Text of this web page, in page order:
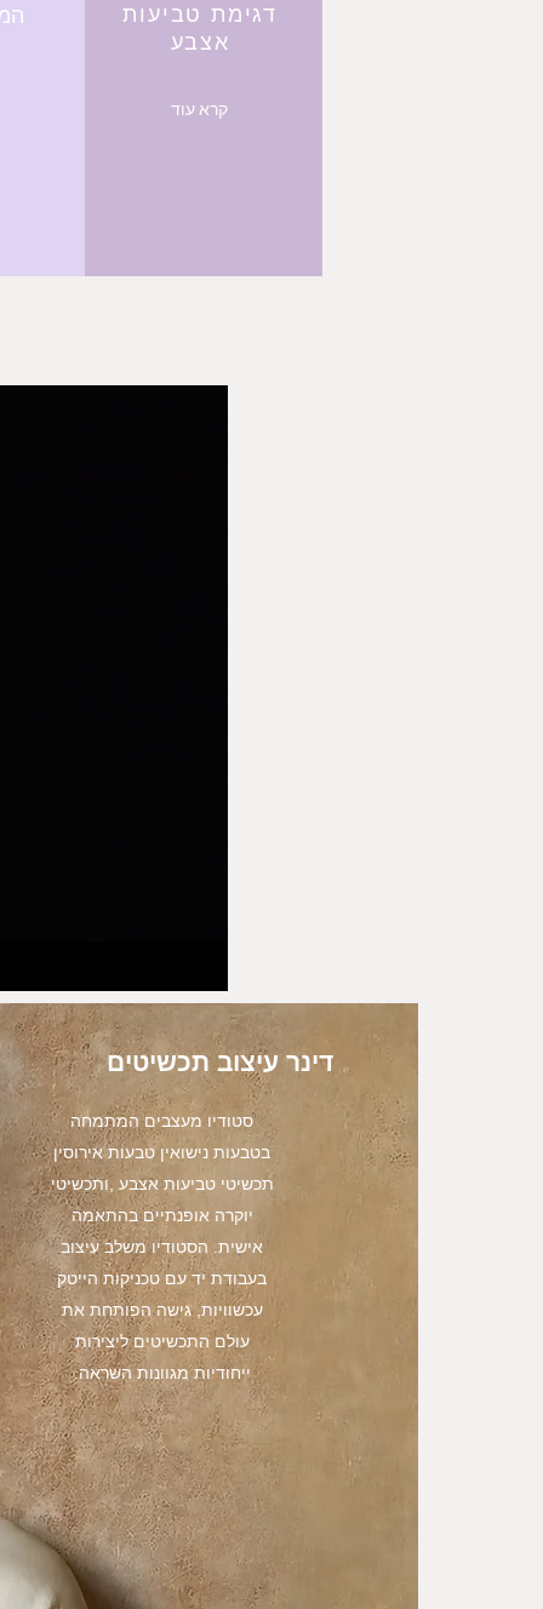
דגימת טביעות
אצבע
קרא עוד
סטודיו מעצבים המתמחה
בטבעות נישואין טבעות אירוסין
תכשיטי טביעות אצבע ,ותכשיטי
יוקרה אופנתיים בהתאמה
אישית. הסטודיו משלב עיצוב
בעבודת יד עם טכניקות הייטק
עכשוויות, גישה הפותחת את
עולם התכשיטים ליצירות
ייחודיות מגוונות השראה.
דינר עיצוב תכשיטים